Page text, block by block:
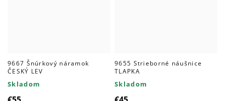
9667 Šnúrkový náramok
ČESKÝ LEV
Skladom
9655 Strieborné náušnice
TLAPKA
Skladom